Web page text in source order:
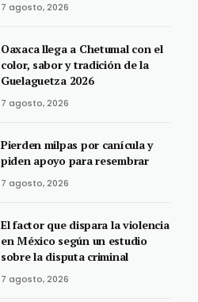
7 agosto, 2026
Oaxaca llega a Chetumal con el
color, sabor y tradición de la
Guelaguetza 2026
7 agosto, 2026
Pierden milpas por canícula y
piden apoyo para resembrar
7 agosto, 2026
El factor que dispara la violencia
en México según un estudio
sobre la disputa criminal
7 agosto, 2026